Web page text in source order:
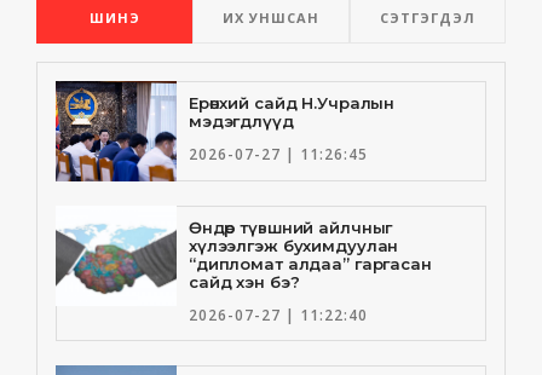
ШИНЭ ИХ УНШСАН СЭТГЭГДЭЛ
Ерөнхий сайд Н.Учралын
мэдэгдлүүд
2026-07-27 | 11:26:45
Өндөр түвшний айлчныг
хүлээлгэж бухимдуулан
“дипломат алдаа” гаргасан
сайд хэн бэ?
2026-07-27 | 11:22:40